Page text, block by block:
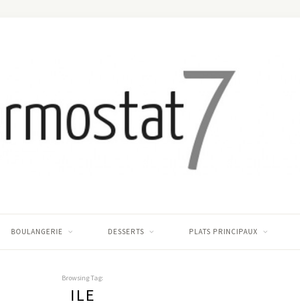
BOULANGERIE DESSERTS PLATS PRINCIPAUX
Browsing Tag:
ILE